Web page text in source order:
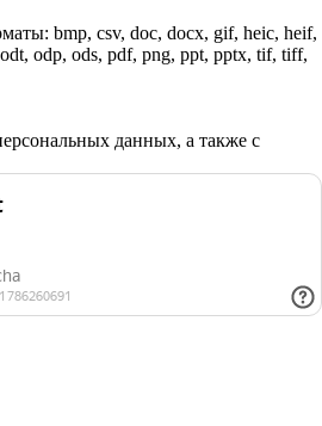
bmp, csv, doc, docx, gif, heic, heif,
odp, ods, pdf, png, ppt, pptx, tif, tiff,
данных, а также с